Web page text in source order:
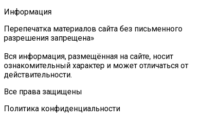
Информация
Перепечатка материалов сайта без письменного
разрешения запрещена»
Вся информация, размещённая на сайте, носит
ознакомительный характер и может отличаться от
действительности.
Все права защищены
Политика конфиденциальности